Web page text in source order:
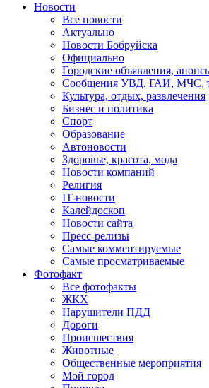
Новости
Все новости
Актуально
Новости Бобруйска
Официально
Городские объявления,
Сообщения УВД, ГАИ, МЧС,
Культура, отдых, развлечения
Бизнес и политика
Спорт
Образование
Автоновости
Здоровье, красота, мода
Новости компаний
Религия
IT-новости
Калейдоскоп
Новости сайта
Пресс-релизы
Самые комментируемые
Самые просматриваемые
Фотофакт
Все фотофакты
ЖКХ
Нарушители ПДД
Дороги
Происшествия
Животные
Общественные мероприятия
Мой город